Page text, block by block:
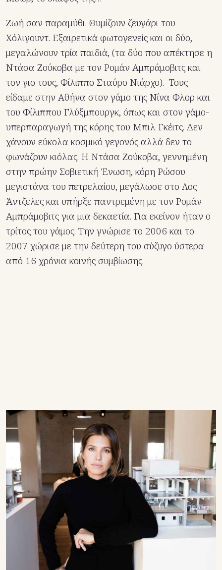
Ζωή σαν παραμύθι. Θυμίζουν ζευγάρι του
Χόλιγουντ. Εξαιρετικά φωτογενείς και οι δύο,
μεγαλώνουν τρία παιδιά, (τα δύο που απέκτησε η
Ντάσα Ζούκοβα με τον Ρομάν Αμπράμοβιτς και
τον γιο τους, Φίλιππο Σταύρο Νιάρχο). Τους
είδαμε στην Αθήνα στον γάμο της Νίνα Φλορ και
του Φίλιππου Γλύξμπουργκ, όπως και στον γάμο-
υπερπαραγωγή της κόρης του Μπιλ Γκέιτς. Δεν
χάνουν εύκολα κοσμικό γεγονός αλλά δεν το
φωνάζουν κιόλας. Η Ντάσα Ζούκοβα, γεννημένη
στην πρώην Σοβιετική Ένωση, κόρη Ρώσου
μεγιστάνα του πετρελαίου, μεγάλωσε στο Λος
Άντζελες και υπήρξε παντρεμένη με τον Ρομάν
Αμπράμοβιτς για μια δεκαετία. Για εκείνον ήταν ο
τρίτος του γάμος. Την γνώρισε το 2006 και το
2007 χώρισε με την δεύτερη του σύζυγο ύστερα
από 16 χρόνια κοινής συμβίωσης.